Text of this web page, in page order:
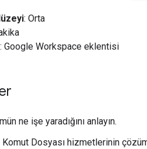
: Orta
: Google Workspace eklentisi
ne işe yaradığını anlayın.
Dosyası hizmetlerinin